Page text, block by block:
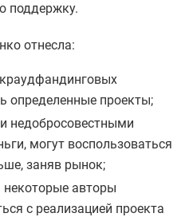
поддержку.
отнесла:
определенные проекты;
недобросовестными
могут воспользоваться
заняв рынок;
авторы
с реализацией проекта